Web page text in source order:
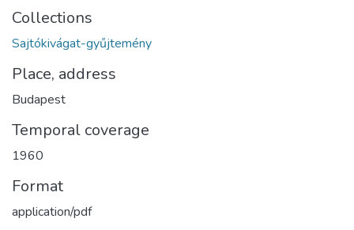
Collections
Sajtókivágat-gyűjtemény
Place, address
Budapest
Temporal coverage
1960
Format
application/pdf